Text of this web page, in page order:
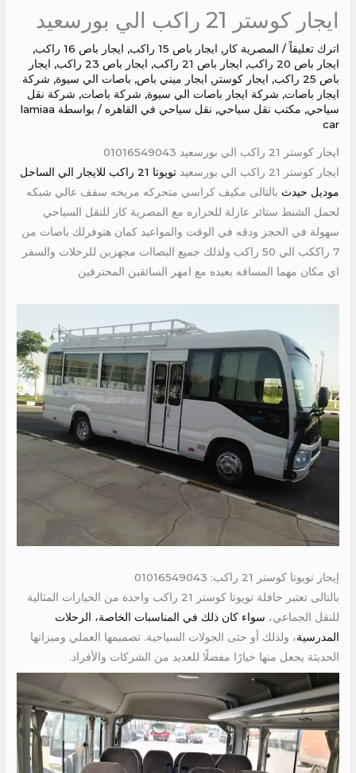
ايجار كوستر 21 راكب الي بورسعيد
اترك تعليقاً / المصرية كار, ايجار باص 15 راكب , ايجار باص 16 راكب
,
ايجار باص 20 راكب
, ايجار باص 21 راكب , ايجار باص 23 راكب , ايجار
باص 25 راكب
, ايجار كوستر, ايجار ميني باص, باصات الي سيوة, شركة
ايجار باصات, شركة ايجار باصات الي سيوة, شركة باصات, شركة نقل
سياحي, مكتب نقل سياحي, نقل سياحي في القاهره / بواسطة lamiaa
car
ايجار كوستر 21 راكب الي بورسعيد 01016549043
ايجار كوستر 21 راكب الي بورسعيد
تويوتا 21 راكب للايجار الي الساحل
موديل حيدث بالتالى مكيف كراسي متحركه مريحه سقف عالي شبكه
لحمل الشنط ستائر عازلة للحراره مع المصرية كار للنقل السياحي
سهولة في الحجز ودقه في الوقت والمواعيد كمان هتوفرلك باصات من
7 راككب الي 50 راكب ولذلك جميع البصاات مجهزين للرحلات والسفر
اي مكان مهما المسافه بعيده مع امهر السائقين المحترفين
إيجار تويوتا كوستر 21 راكب: 01016549043
بالتالى تعتبر حافلة تويوتا كوستر 21 راكب واحدة من الخيارات المثالية
للنقل الجماعي، سواء كان ذلك في المناسبات الخاصة، الرحلات
المدرسية، ولذلك أو حتى الجولات السياحية. تصميمها العملي وميزاتها
الحديثة يجعل منها خيارًا مفضلًا للعديد من الشركات والأفراد.